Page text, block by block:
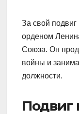
За свой
орденом
Союза. Он
войны и
должности.
Подвиг